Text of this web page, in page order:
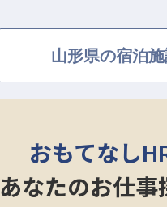
山形県の宿泊
おもてなし
あなたのお仕事